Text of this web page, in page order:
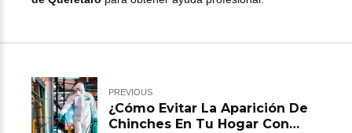
PREVIOUS
¿Cómo Evitar La Aparición De
Chinches En Tu Hogar Con